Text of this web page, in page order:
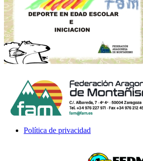
Política de privacidad